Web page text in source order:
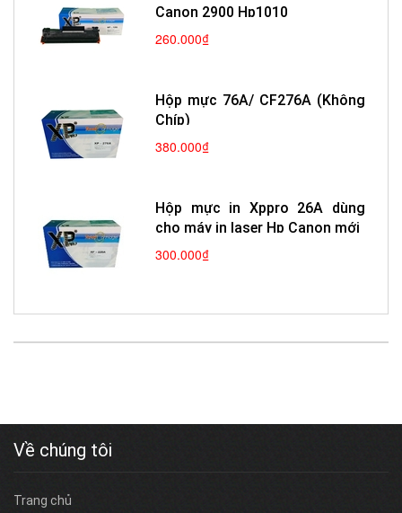
Canon 2900 Hp1010
260.000₫
Hộp mực 76A/ CF276A (Không
Chíp)
380.000₫
Hộp mực in Xppro 26A dùng
cho máy in laser Hp Canon mới
300.000₫
Về chúng tôi
Trang chủ